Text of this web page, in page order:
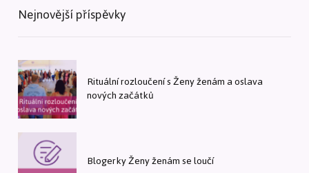
Nejnovější příspěvky
Rituální rozloučení s Ženy ženám a oslava
nových začátků
Blogerky Ženy ženám se loučí